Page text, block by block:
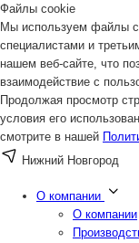
Файлы cookie
Мы используем файлы
специалистами и
нашем веб-сайте, что
взаимодействие с
Продолжая просмотр
условия его
смотрите в нашей
Нижний Новгород
О компании
О компании